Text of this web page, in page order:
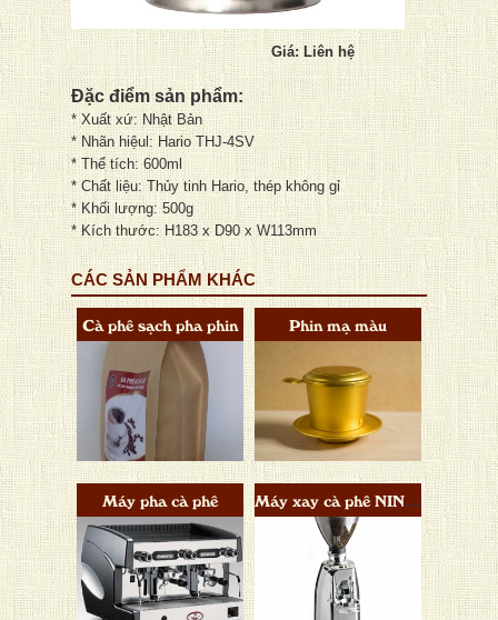
Giá: Liên hệ
Đặc điểm sản phẩm:
* Xuất xứ: Nhật Bản
* Nhãn hiệul: Hario THJ-4SV
* Thể tích: 600ml
* Chất liệu: Thủy tinh Hario, thép không gỉ
* Khối lượng: 500g
* Kích thước: H183 x D90 x W113mm
CÁC SẢN PHẨM KHÁC
Cà phê sạch pha phin Phin mạ màu
Máy pha cà phê Máy xay cà phê NINO Elektra